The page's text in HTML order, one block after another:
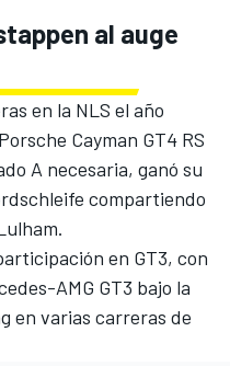
al auge
en la NLS el año
Cayman GT4 RS
A necesaria, ganó su
compartiendo
.
en GT3, con
AMG GT3 bajo la
en varias carreras de